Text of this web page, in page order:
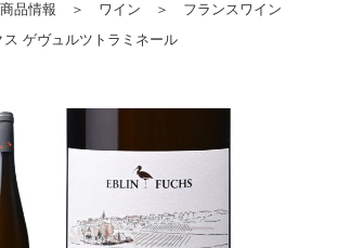
商品情報 ＞ ワイン ＞ フランスワイン
ゲヴュルツトラミネール